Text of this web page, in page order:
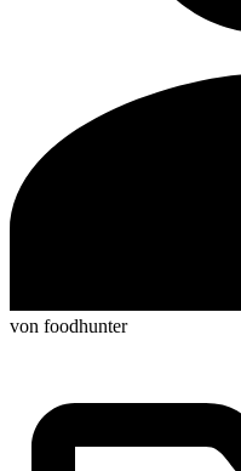
von foodhunter